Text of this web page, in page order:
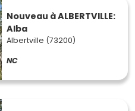
Nouveau à ALBERTVILLE:
Alba
Albertville (73200)
NC